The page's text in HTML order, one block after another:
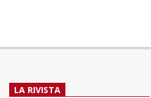
LA RIVISTA